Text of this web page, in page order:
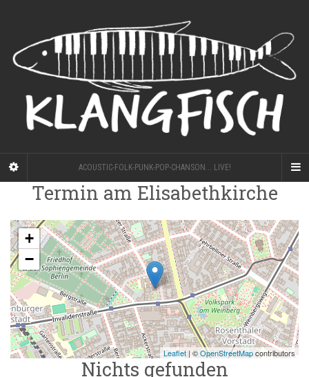
ACOUSTIC-FOLK-PUNK-POP-CHANSON... LIVE!
Termin am Elisabethkirche
+
−
Leaflet | ©OpenStreetMapcontributors
Nichts gefunden